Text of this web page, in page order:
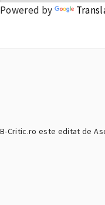
Powered by
B-Critic.ro este editat de